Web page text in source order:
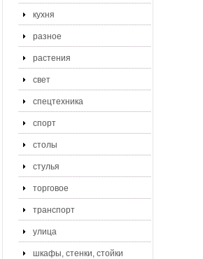
кухня
разное
растения
свет
спецтехника
спорт
столы
стулья
торговое
транспорт
улица
шкафы, стенки, стойки